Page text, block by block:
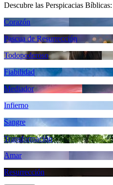
Descubre las Perspicacias
Corazón
Pascua de Resurrección
Todopoderoso
Fiabilidad
Mediador
Infierno
Sangre
Transformación
Amar
Resurrección